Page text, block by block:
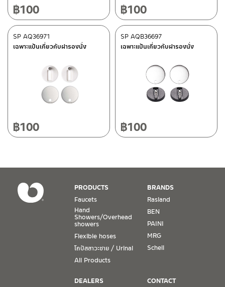
Tel: 02-358-0080 / 080-075-8668 / 091-545-0556
After Sales Service Center Chiangmai
Tel: 080-075-2626
Operating Time
Saturday 8:30-15:00 hrs.
Closed on Sunday and Special / Public Holidays
1. A proof of purchase, or seller’s receipt, shall be required
to validate product warranty which will be checked against
the date of purchase. In the absence of such proof of
purchase, no warranty claims can be made.
2. To be eligible for warranty claims, a product must be in
its proper working condition. If defects such as dents,
cracks, or impact breakage are evident, or its overall
ติดต่อ ชาญไพบูลย์ / Contact Us Click Here
฿100 ฿100
เฉพาะแป้นเกี่ยวกับฝารองนั่ง
SP AQ36971
฿100
เฉพาะแป้นเกี่ยวกับฝารองนั่ง
SP AQB36697
฿100
PRODUCTS
Faucets
Hand
Showers/Overhead
showers
Flexible hoses
โถปัสสาวะชาย / Urinal
All Products
BRANDS
Rasland
BEN
PAINI
MRG
Schell
DEALERS CONTACT